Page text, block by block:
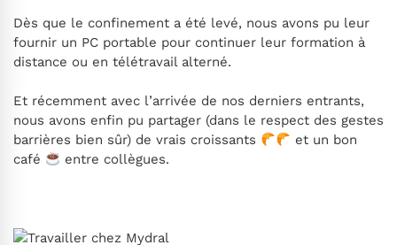
Dès que le confinement a été levé, nous avons pu leur
fournir un PC portable pour continuer leur formation à
distance ou en télétravail alterné.
Et récemment avec l’arrivée de nos derniers entrants,
nous avons enfin pu partager (dans le respect des gestes
barrières bien sûr) de vrais croissants
et un bon
café
entre collègues.